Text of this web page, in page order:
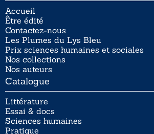
Accueil
Être édité
Contactez-nous
Les Plumes du Lys Bleu
Prix sciences humaines et sociales
Nos collections
Nos auteurs
Catalogue
Littérature
Essai & docs
Sciences humaines
Pratique